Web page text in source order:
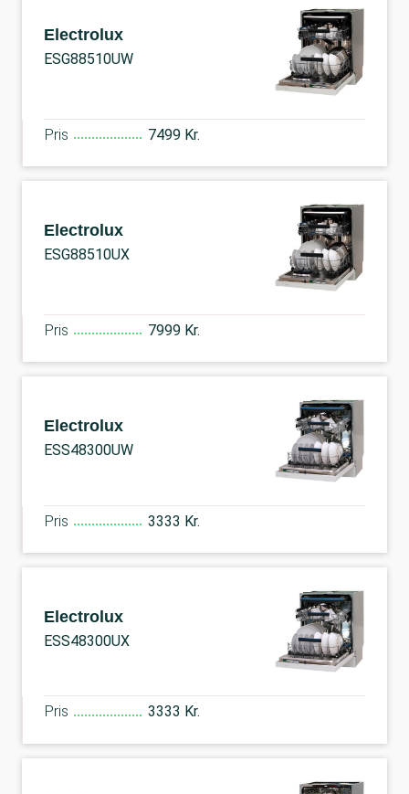
Electrolux
ESG88510UW
Pris 7499 Kr.
Electrolux
ESG88510UX
Pris 7999 Kr.
Electrolux
ESS48300UW
Pris 3333 Kr.
Electrolux
ESS48300UX
Pris 3333 Kr.